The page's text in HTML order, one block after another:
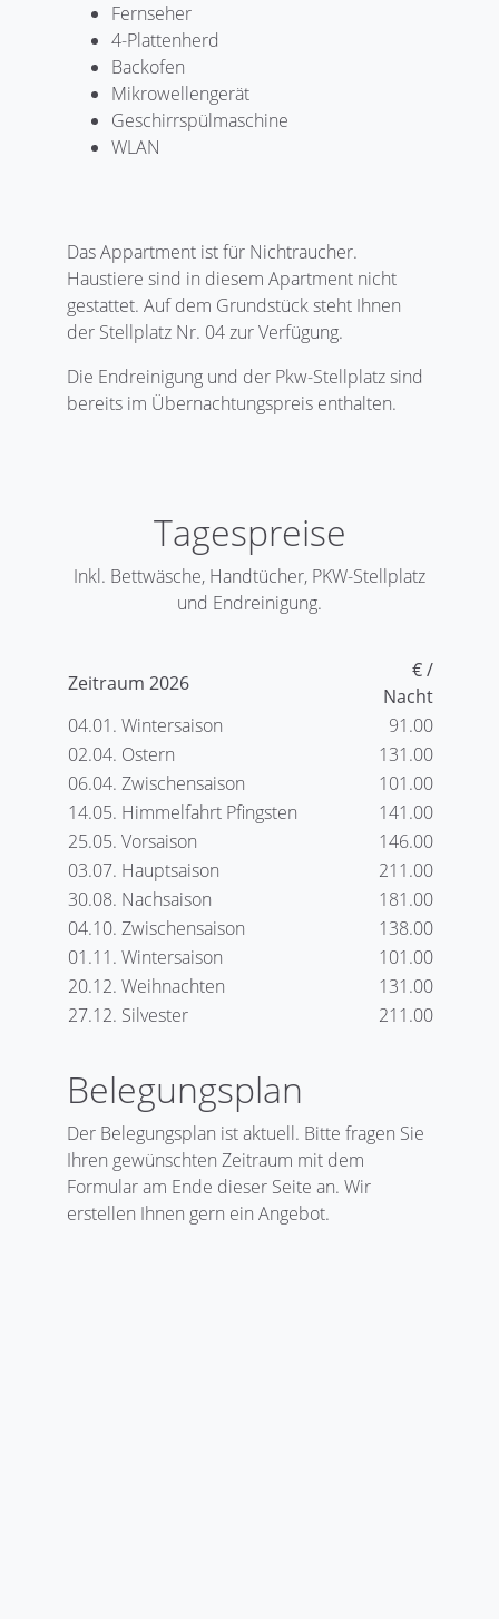
Fernseher
4-Plattenherd
Backofen
Mikrowellengerät
Geschirrspülmaschine
WLAN
Das Appartment ist für Nichtraucher.
Haustiere sind in diesem Apartment nicht
gestattet. Auf dem Grundstück steht Ihnen
der Stellplatz Nr. 04 zur Verfügung.
Die Endreinigung und der Pkw-Stellplatz sind
bereits im Übernachtungspreis enthalten.
Tagespreise
Inkl. Bettwäsche, Handtücher, PKW-Stellplatz
und Endreinigung.
Zeitraum 2026
€ /
Nacht
04.01. Wintersaison
91.00
02.04. Ostern
131.00
06.04. Zwischensaison
101.00
14.05. Himmelfahrt Pfingsten
141.00
25.05. Vorsaison
146.00
03.07. Hauptsaison
211.00
30.08. Nachsaison
181.00
04.10. Zwischensaison
138.00
01.11. Wintersaison
101.00
20.12. Weihnachten
131.00
27.12. Silvester
211.00
Belegungsplan
Der Belegungsplan ist aktuell. Bitte fragen Sie
Ihren gewünschten Zeitraum mit dem
Formular am Ende dieser Seite an. Wir
erstellen Ihnen gern ein Angebot.